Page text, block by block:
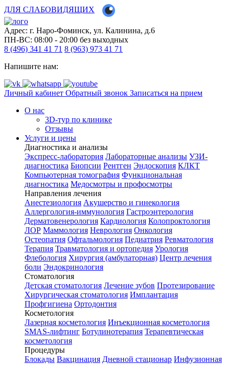
ДЛЯ СЛАБОВИДЯЩИХ
Адрес: г. Наро-Фоминск, ул. Калинина, д.6
ПН-ВС: 08:00 - 20:00 без выходных
8 (496) 341 41 71 8 (963) 973 41 71
Напишите нам:
Личный кабинет Обратный звонок Записаться на прием
О нас
3D-тур по клинике
Отзывы
Услуги и цены
Диагностика и анализы
Экспресс-лаборатория Лабораторные анализы УЗИ-
диагностика Биопсии Рентген Эндоскопия КЛКТ
Компьютерная томография Функциональная
диагностика Медосмотры и профосмотры
Направления лечения
Анестезиология Акушерство и гинекология
Аллергология-иммунология Гастроэнтерология
Дерматовенерология Кардиология Колопроктология
ЛОР Маммология Неврология Онкология
Остеопатия Офтальмология Педиатрия Ревматология
Терапия Травматология и ортопедия Урология
Флебология Хирургия (амбулаторная) Центр лечения
боли Эндокринология
Стоматология
Детская стоматология Лечение зубов Протезирование
Хирургическая стоматология Имплантация
Профгигиена Ортодонтия
Косметология
Лазерная косметология Инъекционная косметология
SMAS-лифтинг Ботулинотерапия Терапевтическая
косметология
Процедуры
Блокады Вакцинация Дневной стационар Инфузионная